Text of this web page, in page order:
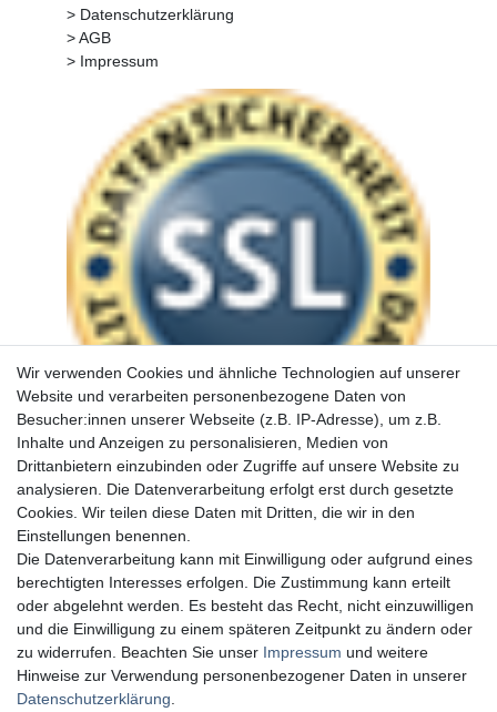
> Datenschutzerklärung
> AGB
> Impressum
Wir verwenden Cookies und ähnliche Technologien auf unserer
Website und verarbeiten personenbezogene Daten von
Besucher:innen unserer Webseite (z.B. IP-Adresse), um z.B.
Inhalte und Anzeigen zu personalisieren, Medien von
Drittanbietern einzubinden oder Zugriffe auf unsere Website zu
analysieren. Die Datenverarbeitung erfolgt erst durch gesetzte
Cookies. Wir teilen diese Daten mit Dritten, die wir in den
Einstellungen benennen.
Die Datenverarbeitung kann mit Einwilligung oder aufgrund eines
berechtigten Interesses erfolgen. Die Zustimmung kann erteilt
oder abgelehnt werden. Es besteht das Recht, nicht einzuwilligen
und die Einwilligung zu einem späteren Zeitpunkt zu ändern oder
zu widerrufen. Beachten Sie unser Impressum und weitere
Hinweise zur Verwendung personenbezogener Daten in unserer
Daten­schutz­erklärung